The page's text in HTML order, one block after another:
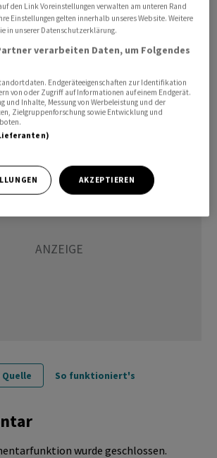
Umsatzwachstum. Der Gewinn
Auswirkungen einer neuen
in Frankreich
des Vorjahreswertes liegen. Der
Maut-Autobahnen,
Energie breit aufgestellt./jha/he
So funktioniert's
wurde geschlossen.
den Link Voreinstellungen verwalten am unteren Rand
Einstellungen gelten innerhalb unseres Website. Weitere
in unserer Datenschutzerklärung.
verarbeiten Daten, um Folgendes
Endgeräteeigenschaften zur Identifikation
von oder Zugriff auf Informationen auf einem Endgerät.
und Inhalte, Messung von Werbeleistung und der
Zielgruppenforschung sowie Entwicklung und
AKZEPTIEREN